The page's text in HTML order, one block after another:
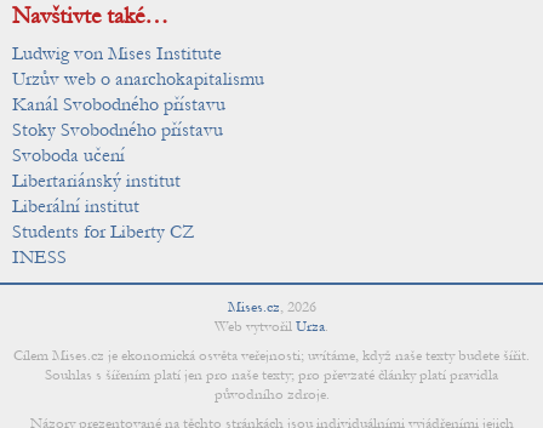
Navštivte také…
Ludwig von Mises Institute
Urzův web o anarchokapitalismu
Kanál Svobodného přístavu
Stoky Svobodného přístavu
Svoboda učení
Libertariánský institut
Liberální institut
Students for Liberty CZ
INESS
Mises.cz, 2026
Web vytvořil Urza.
Cílem Mises.cz je ekonomická osvěta veřejnosti; uvítáme, když naše texty budete šířit.
Souhlas s šířením platí jen pro naše texty; pro převzaté články platí pravidla
původního zdroje.
Názory prezentované na těchto stránkách jsou individuálními vyjádřeními jejich